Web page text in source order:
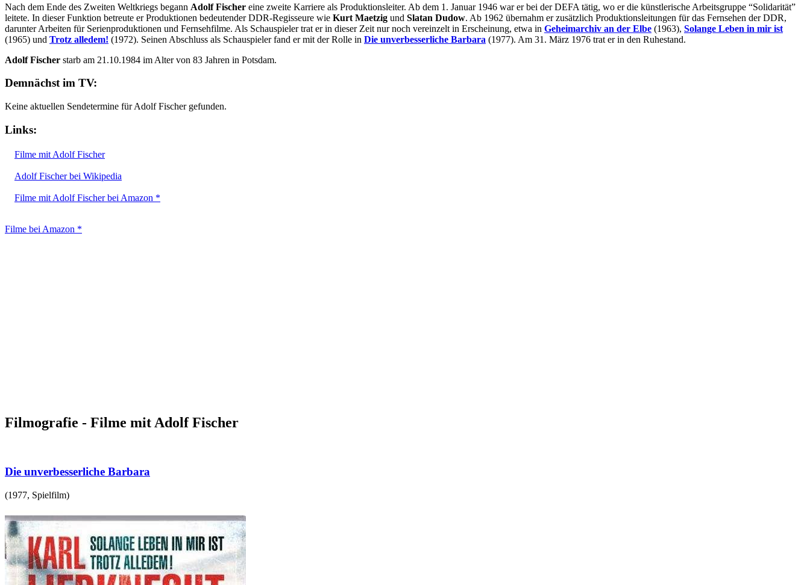
Nach dem Ende des Zweiten Weltkriegs begann Adolf Fischer eine zweite Karriere als Produktionsleiter. Ab dem 1. Januar 1946 war er bei der DEFA tätig, wo er die künstlerische Arbeitsgruppe “Solidarität”
leitete. In dieser Funktion betreute er Produktionen bedeutender DDR-Regisseure wie Kurt Maetzig und Slatan Dudow. Ab 1962 übernahm er zusätzlich Produktionsleitungen für das Fernsehen der DDR,
darunter Arbeiten für Serienproduktionen und Fernsehfilme. Als Schauspieler trat er in dieser Zeit nur noch vereinzelt in Erscheinung, etwa in Geheimarchiv an der Elbe (1963), Solange Leben in mir ist
(1965) und Trotz alledem! (1972). Seinen Abschluss als Schauspieler fand er mit der Rolle in Die unverbesserliche Barbara (1977). Am 31. März 1976 trat er in den Ruhestand.
Adolf Fischer starb am 21.10.1984 im Alter von 83 Jahren in Potsdam.
Demnächst im TV:
Keine aktuellen Sendetermine für Adolf Fischer gefunden.
Links:
Filme mit Adolf Fischer
Adolf Fischer bei Wikipedia
Filme mit Adolf Fischer bei Amazon *
Filme bei Amazon *
Filmografie - Filme mit Adolf Fischer
Die unverbesserliche Barbara
(1977, Spielfilm)